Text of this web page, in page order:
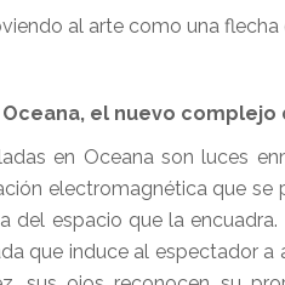
al arte como una
el nuevo complejo
en Oceana son luces
electromagnética que
del espacio que la
que induce al espectador